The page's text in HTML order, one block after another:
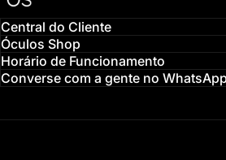
Central do Cliente
Óculos Shop
Horário de Funcionamento
Converse com a gente no WhatsApp